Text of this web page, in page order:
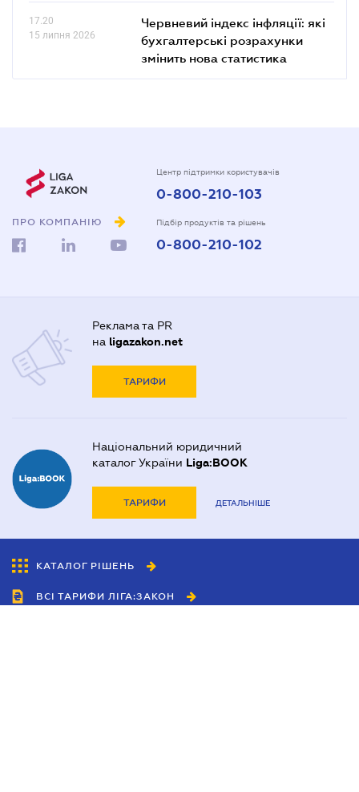
17.20
15 липня 2026
Червневий індекс інфляції: які
бухгалтерські розрахунки
змінить нова статистика
ПРО КОМПАНІЮ
Центр підтримки користувачів
0-800-210-103
Підбір продуктів та рішень
0-800-210-102
Реклама та PR
на ligazakon.net
ТАРИФИ
Національний юридичний
каталог України Liga:BOOK
ТАРИФИ ДЕТАЛЬНІШЕ
КАТАЛОГ РІШЕНЬ
ВСІ ТАРИФИ ЛІГА:ЗАКОН